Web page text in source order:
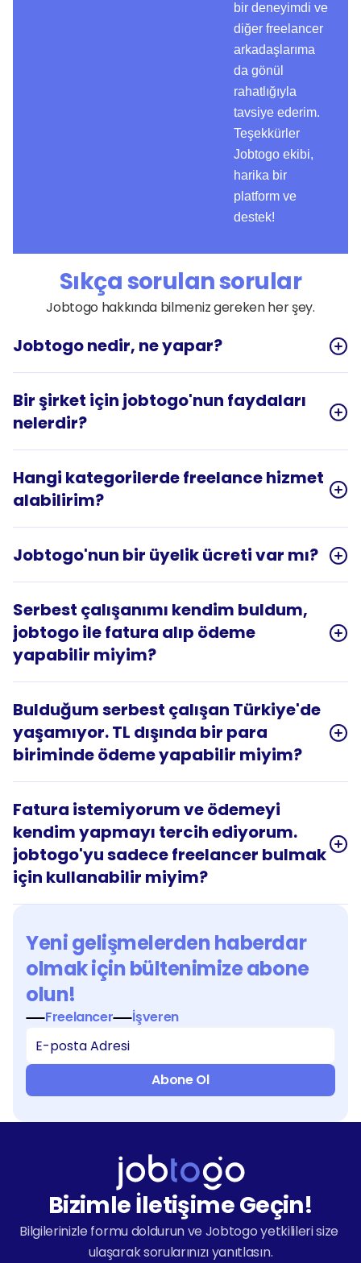
bir deneyimdi ve
diğer freelancer
arkadaşlarıma
da gönül
rahatlığıyla
tavsiye ederim.
Teşekkürler
Jobtogo ekibi,
harika bir
platform ve
destek!
Sıkça sorulan sorular
Jobtogo hakkında bilmeniz gereken her şey.
Jobtogo nedir, ne yapar?
Bir şirket için jobtogo'nun faydaları
nelerdir?
Hangi kategorilerde freelance hizmet
alabilirim?
Jobtogo'nun bir üyelik ücreti var mı?
Serbest çalışanımı kendim buldum,
jobtogo ile fatura alıp ödeme
yapabilir miyim?
Bulduğum serbest çalışan Türkiye'de
yaşamıyor. TL dışında bir para
biriminde ödeme yapabilir miyim?
Fatura istemiyorum ve ödemeyi
kendim yapmayı tercih ediyorum.
jobtogo'yu sadece freelancer bulmak
için kullanabilir miyim?
Yeni gelişmelerden haberdar
olmak için bültenimize abone
olun!
Freelancer İşveren
Abone Ol
Bizimle İletişime Geçin!
Bilgilerinizle formu doldurun ve Jobtogo yetkilileri size
ulaşarak sorularınızı yanıtlasın.